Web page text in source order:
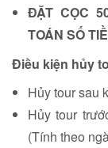
ĐẶT CỌC
TOÁN SỐ
Điều kiện hủy
Hủy tour sau
Hủy tour
(Tính theo